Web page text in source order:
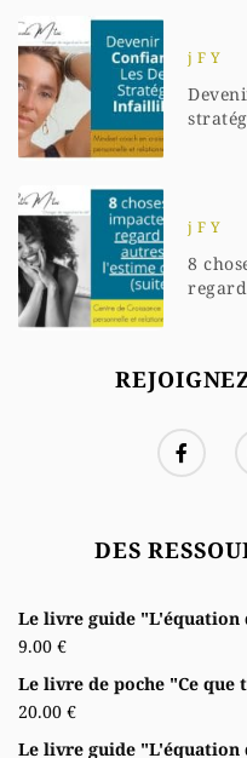
j F Y
j F Y
8
DES
Le livre guide "L'équation
9.00 €
Le livre de poche "Ce que
20.00 €
Le livre guide "L'équation